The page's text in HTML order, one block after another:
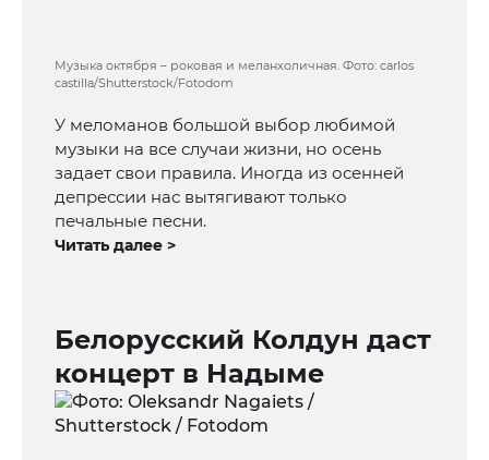
Музыка октября – роковая и меланхоличная. Фото: carlos
castilla/Shutterstock/Fotodom
У меломанов большой выбор любимой
музыки на все случаи жизни, но осень
задает свои правила. Иногда из осенней
депрессии нас вытягивают только
печальные песни.
Читать далее >
Белорусский Колдун даст
концерт в Надыме